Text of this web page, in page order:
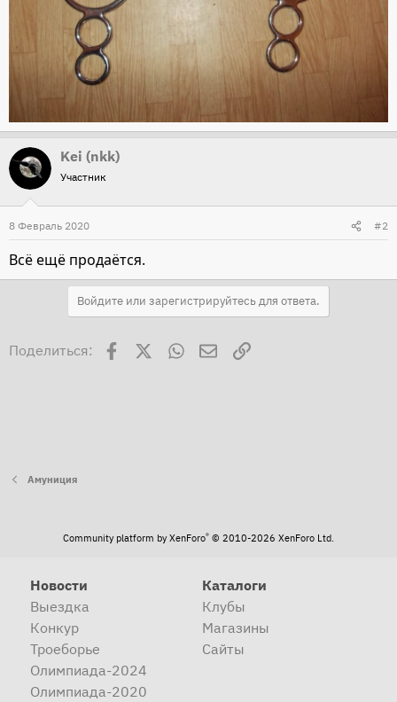
Kei (nkk)
Участник
8 Февраль 2020 #2
Всё ещё продаётся.
Войдите или зарегистрируйтесь для ответа.
Поделиться: Facebook WhatsAppЭлектронная почта
Ссылка
Амуниция
Community platform by XenForo® © 2010-2026 XenForo Ltd.
Новости
Выездка
Конкур
Троеборье
Олимпиада-2024
Олимпиада-2020
Каталоги
Клубы
Магазины
Сайты